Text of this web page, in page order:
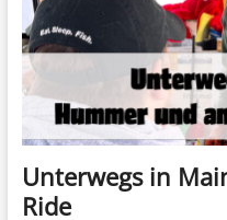
Unterwegs in
Ride